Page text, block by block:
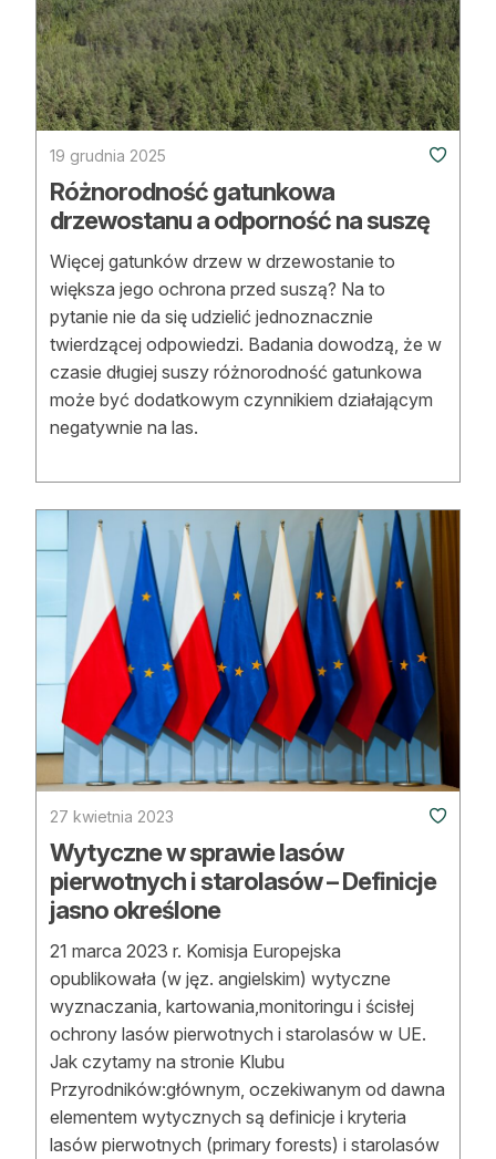
Strefa eksperta
Auto do lasu
Dla drwala
Leśnik na zakupach
Z zagranicy
Edukacja
Lasy prywatne
O nas
100 lat „Lasu Polskiego”
Prenumerata
Reklama
Zostań autorem
Archiwum
Kontakt
19 grudnia 2025
Różnorodność gatunkowa
drzewostanu a odporność na suszę
Więcej gatunków drzew w drzewostanie to
większa jego ochrona przed suszą? Na to
pytanie nie da się udzielić jednoznacznie
twierdzącej odpowiedzi. Badania dowodzą, że w
czasie długiej suszy różnorodność gatunkowa
może być dodatkowym czynnikiem działającym
negatywnie na las.
27 kwietnia 2023
Wytyczne w sprawie lasów
pierwotnych i starolasów – Definicje
jasno określone
21 marca 2023 r. Komisja Europejska
opublikowała (w jęz. angielskim) wytyczne
wyznaczania, kartowania,monitoringu i ścisłej
ochrony lasów pierwotnych i starolasów w UE.
Jak czytamy na stronie Klubu
Przyrodników:głównym, oczekiwanym od dawna
elementem wytycznych są definicje i kryteria
lasów pierwotnych (primary forests) i starolasów